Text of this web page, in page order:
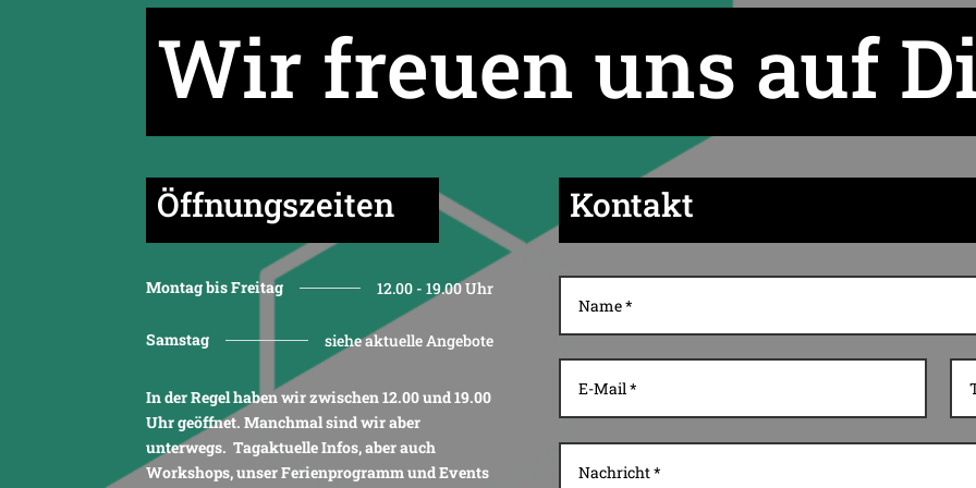
Wir freuen uns auf
Öffnungszeiten
Montag bis Freitag 12.00 - 19.00 Uhr
Samstag siehe aktuelle Angebote
In der Regel haben wir zwischen 12.00 und 19.00
Uhr geöffnet. Manchmal sind wir aber
unterwegs. Tagaktuelle Infos, aber auch
Workshops, unser Ferienprogramm und Events
Kontakt